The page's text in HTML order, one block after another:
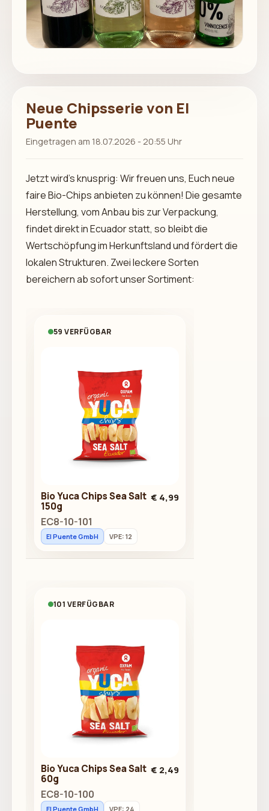
Neue Chipsserie von El
Puente
Eingetragen am 18.07.2026 - 20:55 Uhr
Jetzt wird’s knusprig: Wir freuen uns, Euch neue
faire Bio-Chips anbieten zu können! Die gesamte
Herstellung, vom Anbau bis zur Verpackung,
findet direkt in Ecuador statt, so bleibt die
Wertschöpfung im Herkunftsland und fördert die
lokalen Strukturen. Zwei leckere Sorten
bereichern ab sofort unser Sortiment:
59 VERFÜGBAR
Bio Yuca Chips Sea Salt
150g
EC8-10-101
€ 4,99
El Puente GmbH VPE: 12
101 VERFÜGBAR
Bio Yuca Chips Sea Salt
60g
EC8-10-100
€ 2,49
El Puente GmbH VPE: 24